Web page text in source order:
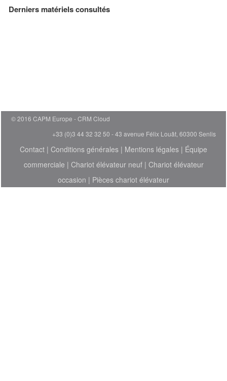
Derniers matériels consultés
© 2016 CAPM Europe
CRM Cloud
+33 (0)3 44 32 32 50 - 43 avenue Félix Louât, 60300 Senlis
Contact | Conditions générales | Mentions légales | Équipe
commerciale | Chariot élévateur neuf| Chariot élévateur
occasion | Pièces chariot élévateur